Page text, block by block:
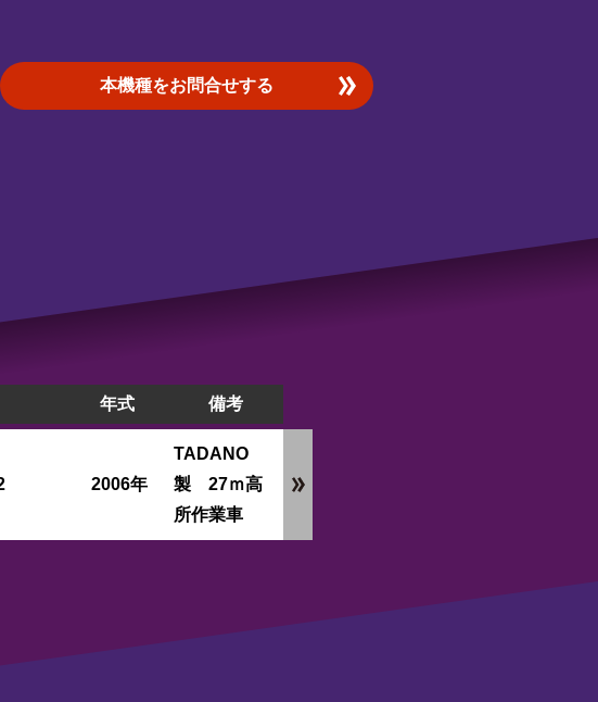
本機種をお問合せする
年式 備考
2006年
TADANO
製 27ｍ高
所作業車